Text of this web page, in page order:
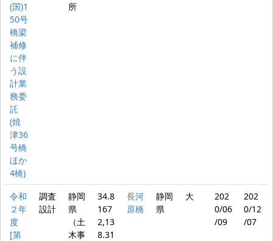
(国)1
50号
橋梁
補修
に伴
う設
計業
務委
託
(焼
津36
号橋
ほか
4橋)
所
令和
２年
度
[第
調査
設計
静岡
県
（土
木事
34.8
167
2,13
8.31
長河
原橋
静岡
県
大
202
0/06
/09
202
0/12
/07